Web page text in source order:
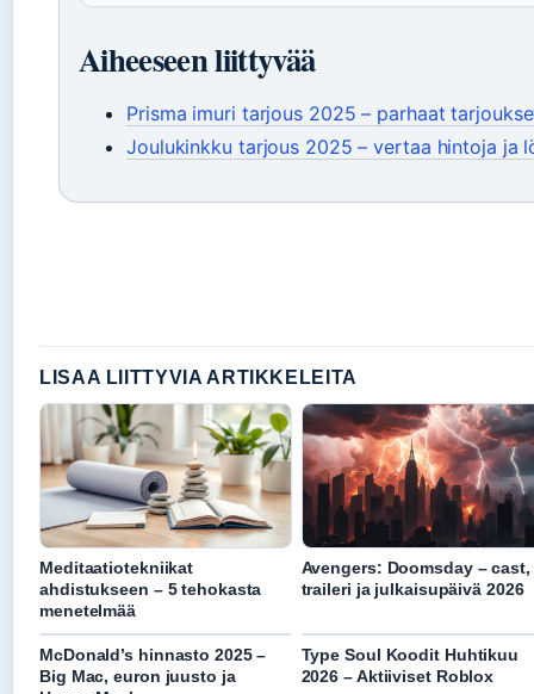
Aiheeseen liittyvää
Prisma imuri tarjous 2025 – parhaat
Joulukinkku tarjous 2025 – vertaa hintoja ja
LISAA LIITTYVIA ARTIKKELEITA
Meditaatiotekniikat
ahdistukseen – 5 tehokasta
menetelmää
Avengers: Doomsday – cast,
traileri ja julkaisupäivä 2026
McDonald’s hinnasto 2025 –
Big Mac, euron juusto ja
Type Soul Koodit Huhtikuu
2026 – Aktiiviset Roblox